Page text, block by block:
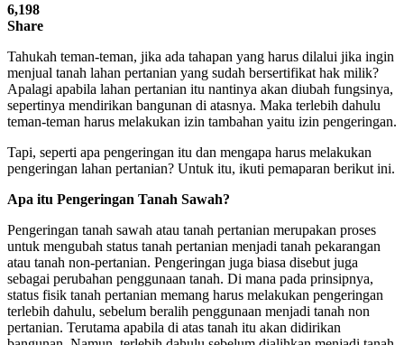
6,198
Share
Tahukah teman-teman, jika ada tahapan yang harus dilalui jika ingin
menjual tanah lahan pertanian yang sudah bersertifikat hak milik?
Apalagi apabila lahan pertanian itu nantinya akan diubah fungsinya,
sepertinya mendirikan bangunan di atasnya. Maka terlebih dahulu
teman-teman harus melakukan izin tambahan yaitu izin pengeringan.
Tapi, seperti apa pengeringan itu dan mengapa harus melakukan
pengeringan lahan pertanian? Untuk itu, ikuti pemaparan berikut ini.
Apa itu Pengeringan Tanah Sawah?
Pengeringan tanah sawah atau tanah pertanian merupakan proses
untuk mengubah status tanah pertanian menjadi tanah pekarangan
atau tanah non-pertanian. Pengeringan juga biasa disebut juga
sebagai perubahan penggunaan tanah. Di mana pada prinsipnya,
status fisik tanah pertanian memang harus melakukan pengeringan
terlebih dahulu, sebelum beralih penggunaan menjadi tanah non
pertanian. Terutama apabila di atas tanah itu akan didirikan